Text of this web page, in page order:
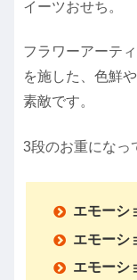
イーツおせち。
フラワーアーテ
を施した、色鮮
素敵です。
3段のお重になっ
エモーシ
エモーシ
エモーシ